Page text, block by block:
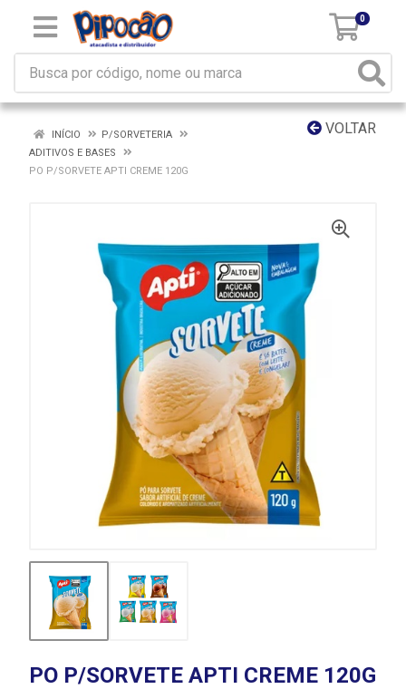
0
VOLTAR
INÍCIO
P/SORVETERIA
ADITIVOS E BASES
PO P/SORVETE APTI CREME 120G
PO P/SORVETE APTI CREME 120G